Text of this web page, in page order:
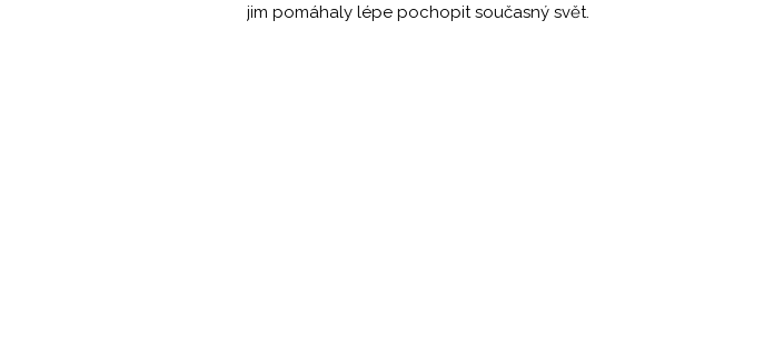
jim pomáhaly lépe pochopit současný svět.